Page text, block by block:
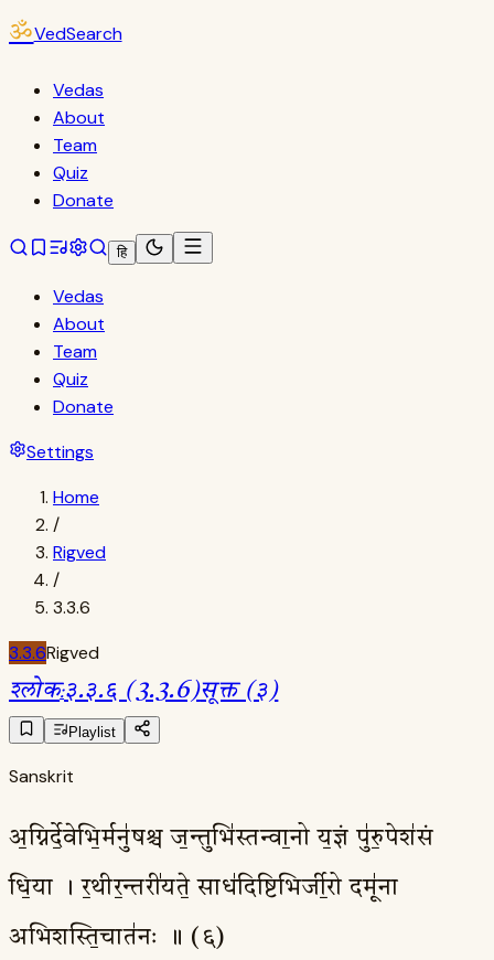
ॐVedSearch
Vedas
About
Team
Quiz
Donate
हि
Vedas
About
Team
Quiz
Donate
Settings
Home
/
Rigved
/
3.3.6
3.3.6Rigved
श्लोक:३.३.६ (3.3.6)सूक्त (३)
Playlist
Sanskrit
अ॒ग्निर्दे॒वेभि॒र्मनु॑षश्च ज॒न्तुभि॑स्तन्वा॒नो य॒ज्ञं पु॑रु॒पेश॑सं
धि॒या । र॒थीर॒न्तरी॑यते॒ साध॑दिष्टिभिर्जी॒रो दमू॑ना
अभिशस्ति॒चात॑नः ॥ (६)